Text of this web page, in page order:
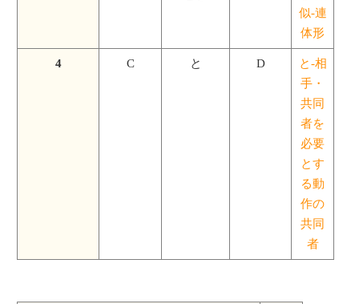
似-連
体形
4 C と D
と-相
手・
共同
者を
必要
とす
る動
作の
共同
者